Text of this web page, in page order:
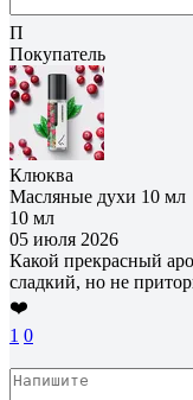
П
Покупатель
Клюква
Масляные духи 10 мл
10 мл
05 июля 2026
Какой прекрасный
сладкий, но не
❤️
1 0